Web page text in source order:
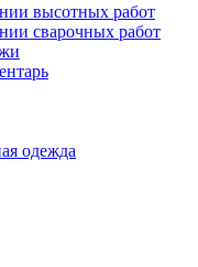
высотных работ
сварочных работ
одежда